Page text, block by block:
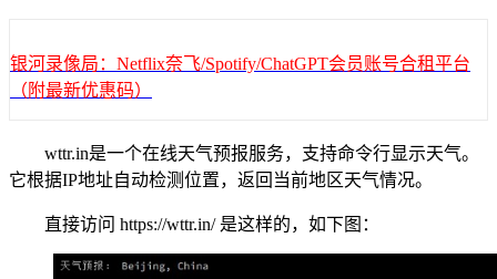
银河录像局：Netflix奈飞/Spotify/ChatGPT会员账号合租平台
（附最新优惠码）
wttr.in是一个在线天气预报服务，支持命令行显示天气。
它根据IP地址自动检测位置，返回当前地区天气情况。
直接访问 https://wttr.in/ 是这样的，如下图：